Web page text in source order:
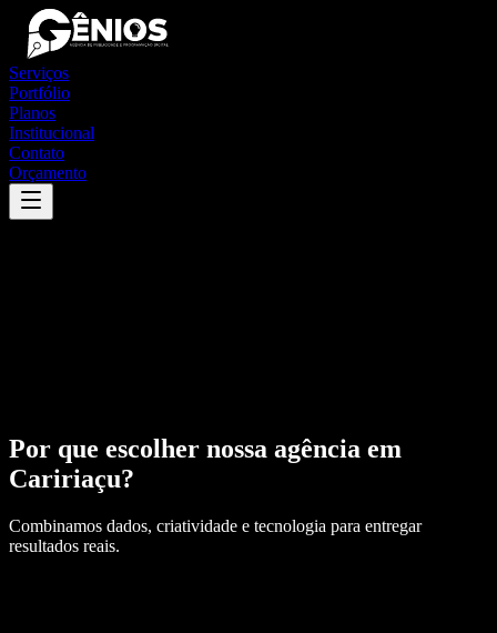
Serviços
Portfólio
Planos
Institucional
Contato
Orçamento
Por que escolher nossa agência em
Caririaçu?
Combinamos dados, criatividade e tecnologia para entregar
resultados reais.